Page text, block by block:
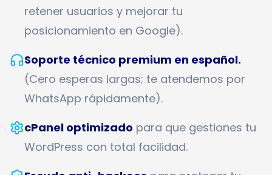
retener usuarios y mejorar tu
posicionamiento en Google).
Soporte técnico premium en español.
(Cero esperas largas; te atendemos por
WhatsApp rápidamente).
cPanel optimizado para que gestiones tu
WordPress con total facilidad.